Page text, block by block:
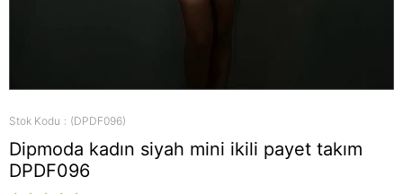
Stok Kodu (DPDF096)
Dipmoda kadın siyah mini ikili payet takım
DPDF096